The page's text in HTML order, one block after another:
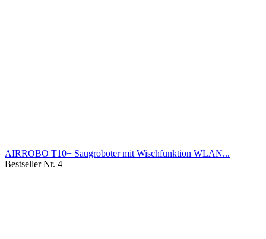
AIRROBO T10+ Saugroboter mit Wischfunktion WLAN...
Bestseller Nr. 4